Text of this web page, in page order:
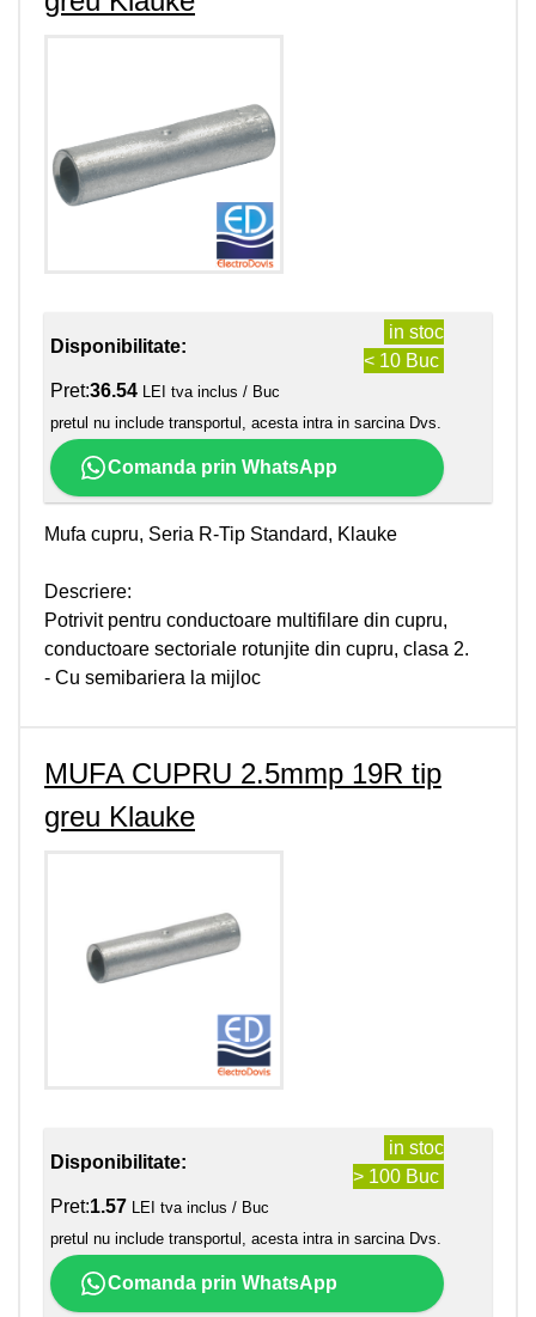
Disponibilitate:
in stoc
< 10 Buc
Pret:36.54 LEI tva inclus / Buc
pretul nu include transportul, acesta intra in sarcina Dvs.
Comanda prin WhatsApp
Mufa cupru, Seria R-Tip Standard, Klauke
Descriere:
Potrivit pentru conductoare multifilare din cupru,
conductoare sectoriale rotunjite din cupru, clasa 2.
- Cu semibariera la mijloc
MUFA CUPRU 2.5mmp 19R tip
greu Klauke
Disponibilitate:
in stoc
> 100 Buc
Pret:1.57 LEI tva inclus / Buc
pretul nu include transportul, acesta intra in sarcina Dvs.
Comanda prin WhatsApp